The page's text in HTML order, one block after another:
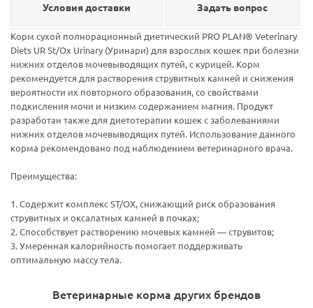
Условия доставки Задать вопрос
Корм сухой полнорационный диетический PRO PLAN® Veterinary
Diets UR St/Ox Urinary (Уринари) для взрослых кошек при болезни
нижних отделов мочевыводящих путей, с курицей. Корм
рекомендуется для растворения струвитных камней и снижения
вероятности их повторного образования, со свойствами
подкисления мочи и низким содержанием магния. Продукт
разработан также для диетотерапии кошек с заболеваниями
нижних отделов мочевыводящих путей. Использование данного
корма рекомендовано под наблюдением ветеринарного врача.
Преимущества:
1. Содержит комплекс ST/OX, снижающий риск образования
струвитных и оксалатных камней в почках;
2. Способствует растворению мочевых камней — струвитов;
3. Умеренная калорийность помогает поддерживать
оптимальную массу тела.
Ветеринарные корма других брендов